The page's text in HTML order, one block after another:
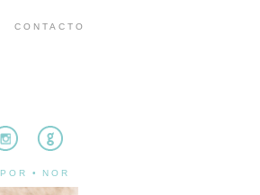
CONTACTO
POR • NOR